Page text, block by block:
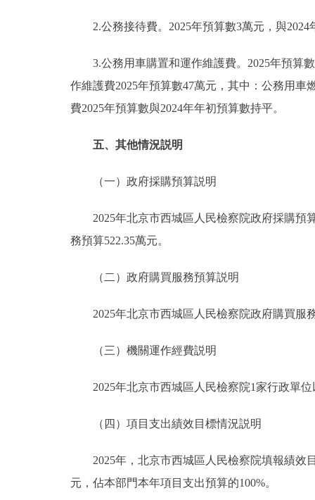
2.公務接待費。2025年預算數3萬元，與2024
3.公務用車購置和運作維護費。2025年預算數
作維護費2025年預算數47萬元，其中：公務用
費2025年預算數與2024年年初預算數持平。
五、其他情況説明
（一）政府採購預算説明
2025年北京市西城區人民檢察院政府採購預算
務預算522.35萬元。
（二）政府購買服務預算説明
2025年北京市西城區人民檢察院政府購買服
（三）機關運作經費説明
2025年北京市西城區人民檢察院1家行政單位
（四）項目支出績效目標情況説明
2025年，北京市西城區人民檢察院填報績效目
元，佔本部門本年項目支出預算的100%。